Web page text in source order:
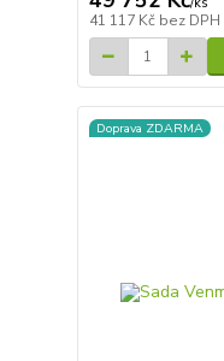
41 117 Kč bez DPH
Doprava ZDARMA